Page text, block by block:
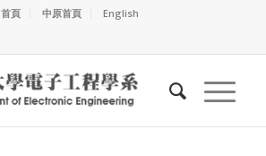
首頁 中原首頁 English